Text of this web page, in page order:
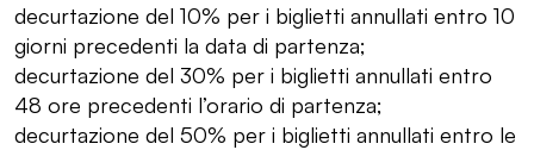
decurtazione del 10% per i biglietti annullati entro 10
giorni precedenti la data di partenza;
decurtazione del 30% per i biglietti annullati entro
48 ore precedenti l’orario di partenza;
decurtazione del 50% per i biglietti annullati entro le